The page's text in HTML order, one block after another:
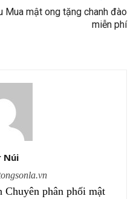
Mua mật ong tặng chanh đào
miễn phí
Núi
Chuyên phân phối mật